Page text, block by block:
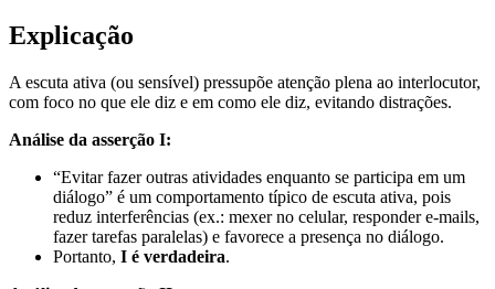
Explicação
A escuta ativa (ou sensível) pressupõe atenção plena ao interlocutor,
com foco no que ele diz e em como ele diz, evitando distrações.
Análise da asserção I:
“Evitar fazer outras atividades enquanto se participa em um
diálogo” é um comportamento típico de escuta ativa, pois
reduz interferências (ex.: mexer no celular, responder e-mails,
fazer tarefas paralelas) e favorece a presença no diálogo.
Portanto, I é verdadeira.